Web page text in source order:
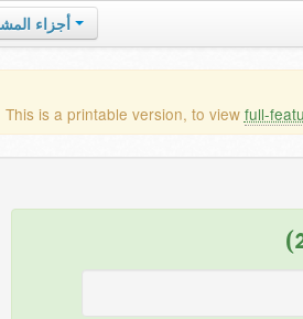
أجزاء
This is a printable version, to view full-